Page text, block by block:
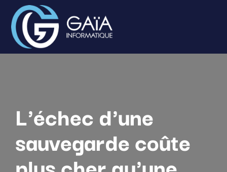
L'échec d'une
sauvegarde coûte